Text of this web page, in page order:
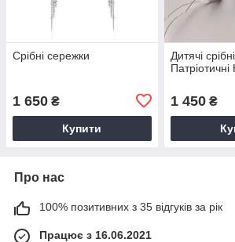
Срібні сережки
1 650 ₴
Купити
Дитячі
Патріотичні
1 450₴
Про нас
100% позитивних з 35 відгуків за рік
Працює з 16.06.2021